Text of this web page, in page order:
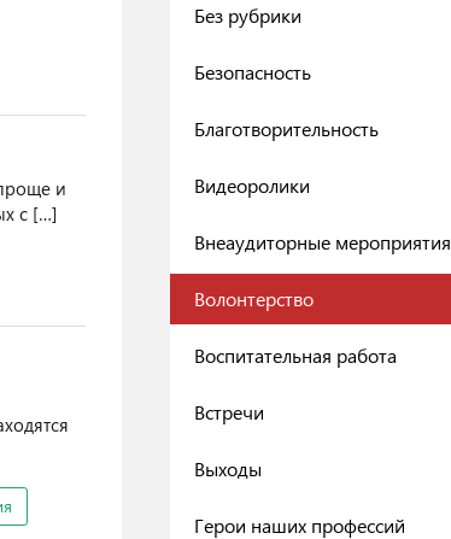
и
с […]
Без рубрики
Безопасность
Благотворительность
Видеоролики
Внеаудиторные мероприятия
Волонтерство
Воспитательная работа
Встречи
Выходы
Герои наших профессий